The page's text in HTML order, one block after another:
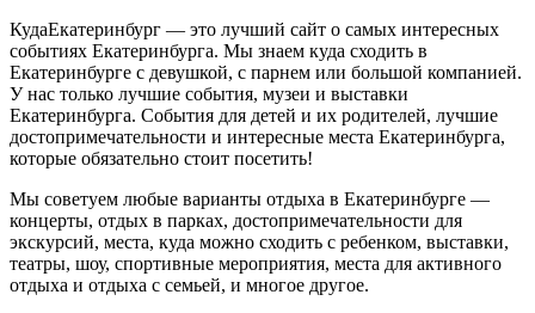
КудаЕкатеринбург — это лучший сайт о самых интересных
событиях Екатеринбурга. Мы знаем куда сходить в
Екатеринбурге с девушкой, с парнем или большой компанией.
У нас только лучшие события, музеи и выставки
Екатеринбурга. События для детей и их родителей, лучшие
достопримечательности и интересные места Екатеринбурга,
которые обязательно стоит посетить!
Мы советуем любые варианты отдыха в Екатеринбурге —
концерты, отдых в парках, достопримечательности для
экскурсий, места, куда можно сходить с ребенком, выставки,
театры, шоу, спортивные мероприятия, места для активного
отдыха и отдыха с семьей, и многое другое.